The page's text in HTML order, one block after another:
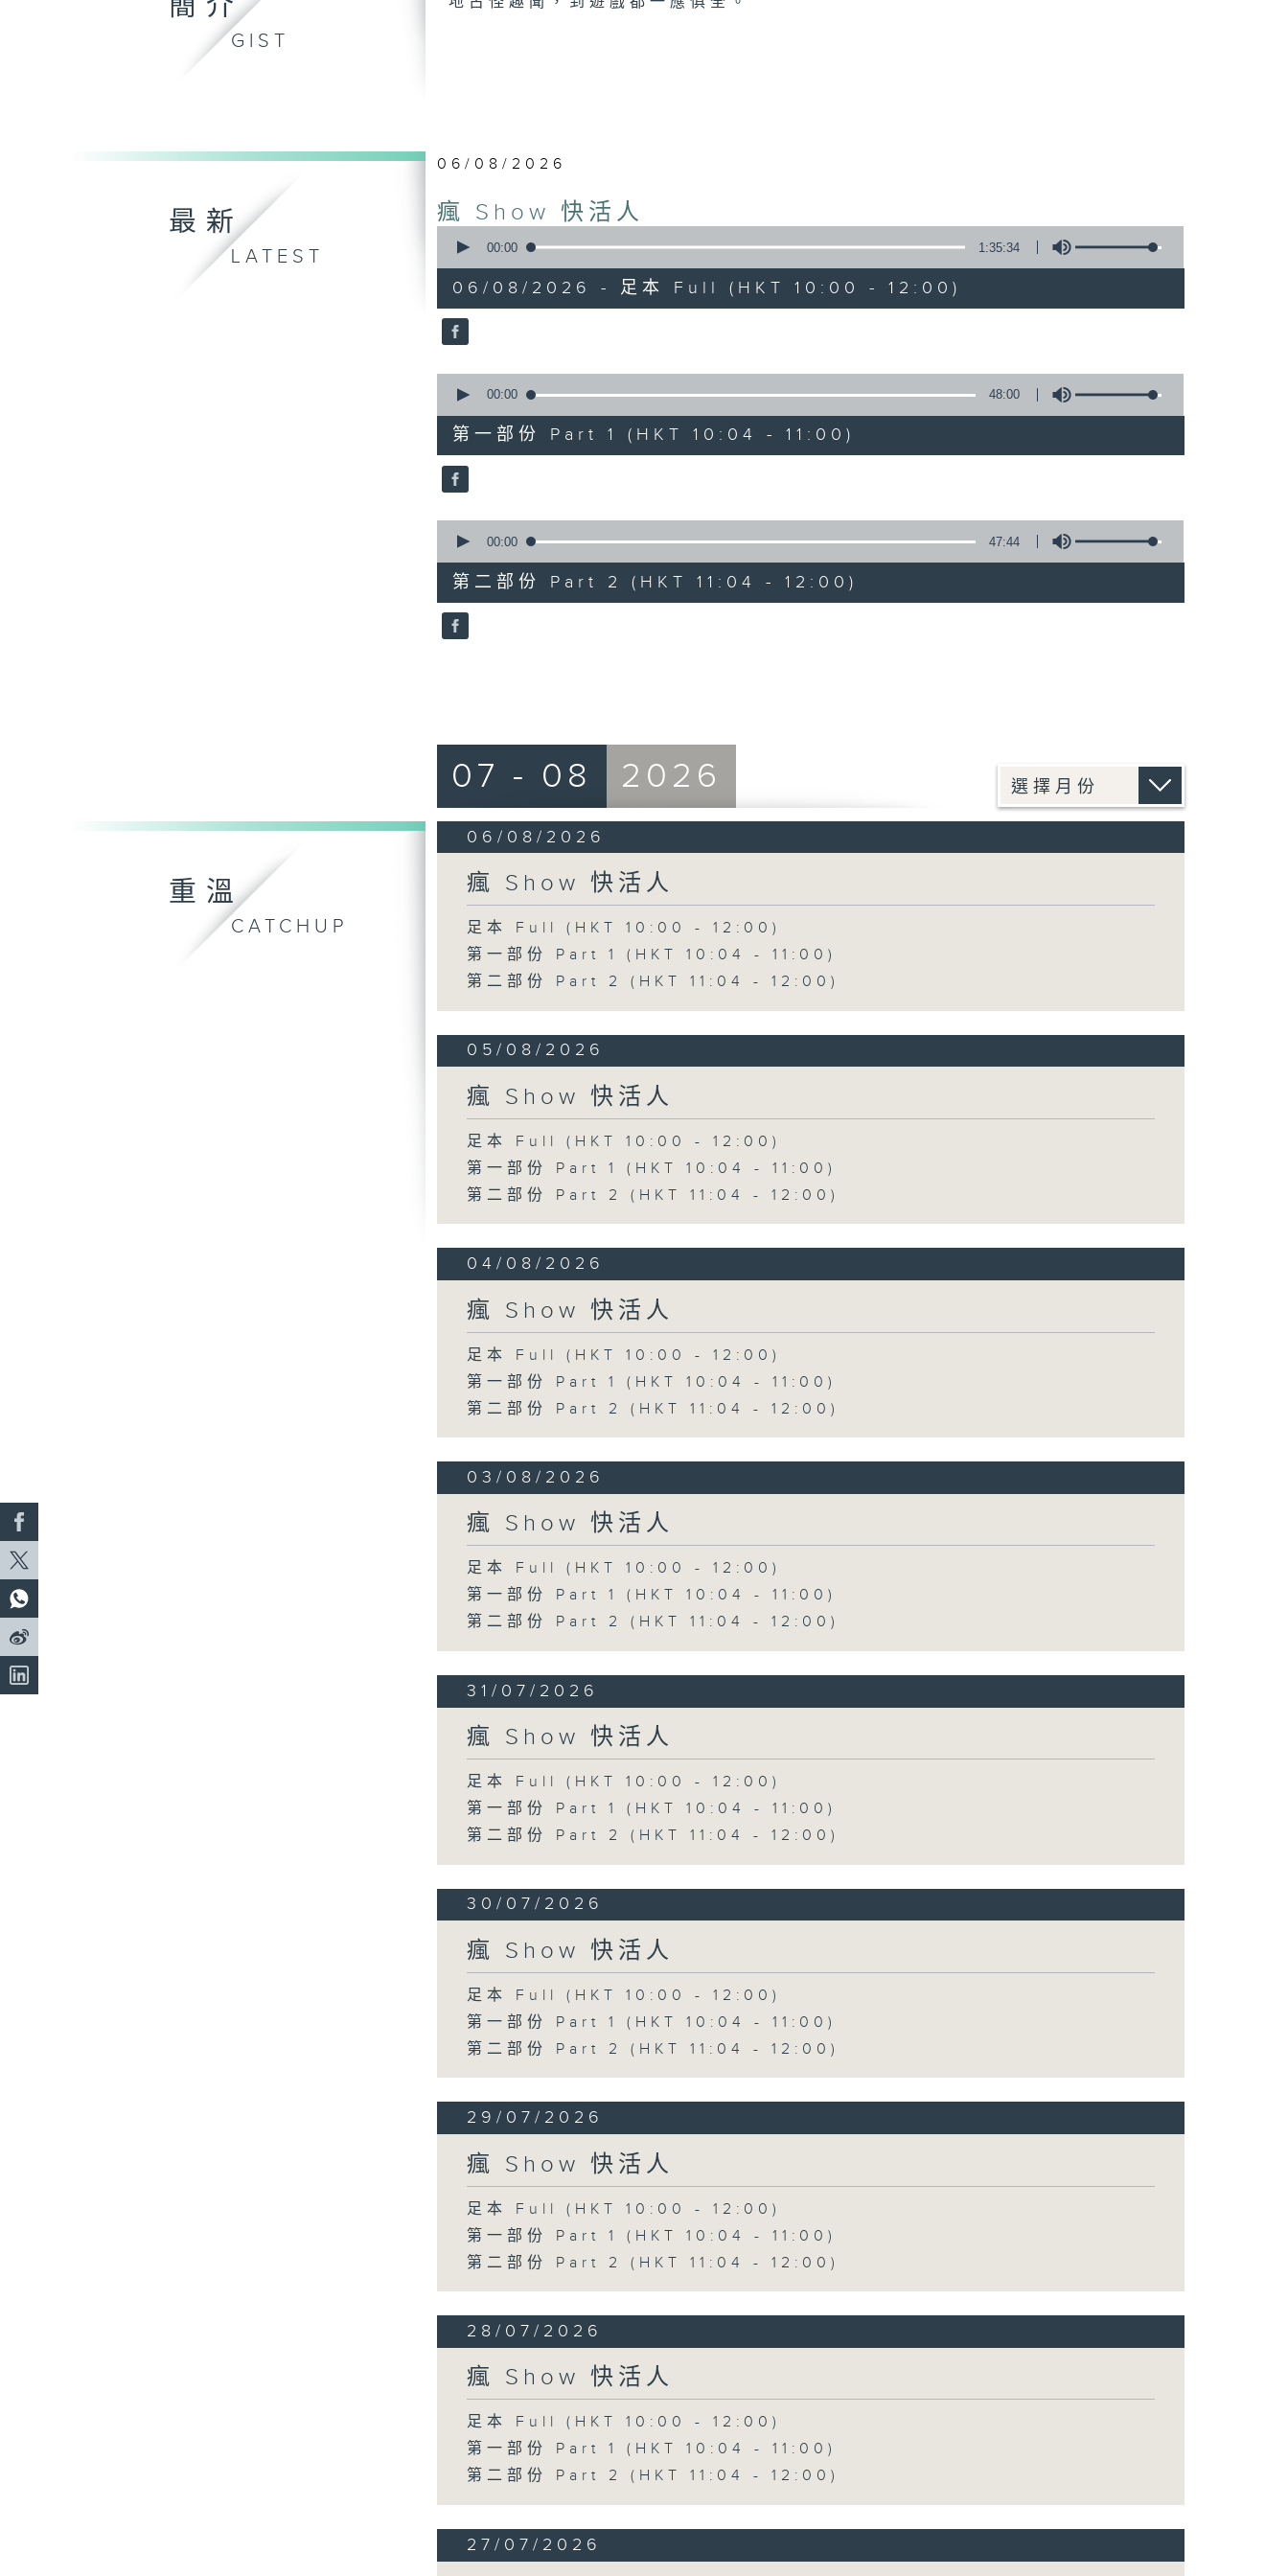
簡介
GIST
最新
LATEST
06/08/2026
瘋 Show 快活人
seconds
hour,
35
minutes,
34
90%
00:00 1:35:34
06/08/2026 - 足本 Full (HKT 10:00 - 12:00)
seconds
48
minutes,
0
seconds
90%
00:00 48:00
第一部份 Part 1 (HKT 10:04 - 11:00)
seconds
47
minutes,
44
seconds
90%
00:00 47:44
第二部份 Part 2 (HKT 11:04 - 12:00)
重溫
CATCHUP
07 - 08 2026
06/08/2026
瘋 Show 快活人
足本 Full (HKT 10:00 - 12:00)
第一部份 Part 1 (HKT 10:04 - 11:00)
第二部份 Part 2 (HKT 11:04 - 12:00)
05/08/2026
瘋 Show 快活人
足本 Full (HKT 10:00 - 12:00)
第一部份 Part 1 (HKT 10:04 - 11:00)
第二部份 Part 2 (HKT 11:04 - 12:00)
04/08/2026
瘋 Show 快活人
足本 Full (HKT 10:00 - 12:00)
第一部份 Part 1 (HKT 10:04 - 11:00)
第二部份 Part 2 (HKT 11:04 - 12:00)
03/08/2026
瘋 Show 快活人
足本 Full (HKT 10:00 - 12:00)
第一部份 Part 1 (HKT 10:04 - 11:00)
第二部份 Part 2 (HKT 11:04 - 12:00)
31/07/2026
瘋 Show 快活人
足本 Full (HKT 10:00 - 12:00)
第一部份 Part 1 (HKT 10:04 - 11:00)
第二部份 Part 2 (HKT 11:04 - 12:00)
30/07/2026
瘋 Show 快活人
足本 Full (HKT 10:00 - 12:00)
第一部份 Part 1 (HKT 10:04 - 11:00)
第二部份 Part 2 (HKT 11:04 - 12:00)
29/07/2026
瘋 Show 快活人
足本 Full (HKT 10:00 - 12:00)
第一部份 Part 1 (HKT 10:04 - 11:00)
第二部份 Part 2 (HKT 11:04 - 12:00)
28/07/2026
瘋 Show 快活人
足本 Full (HKT 10:00 - 12:00)
第一部份 Part 1 (HKT 10:04 - 11:00)
第二部份 Part 2 (HKT 11:04 - 12:00)
27/07/2026